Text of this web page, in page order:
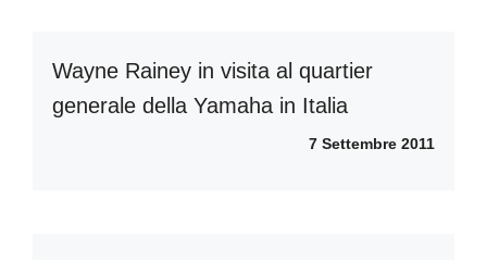
Wayne Rainey in visita al quartier
generale della Yamaha in Italia
7 Settembre 2011